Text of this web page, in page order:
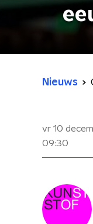
Nieuws
vr 10
09:30